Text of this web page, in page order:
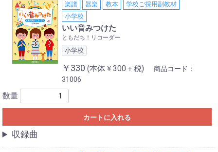
楽譜 器楽 教本
学校ご採用副教材
小学校
いい音みつけた
ともだち！リコーダー
小学校
￥330 (本体￥300＋税)
商品コード：
31006
数量
カートに入れる
収録曲